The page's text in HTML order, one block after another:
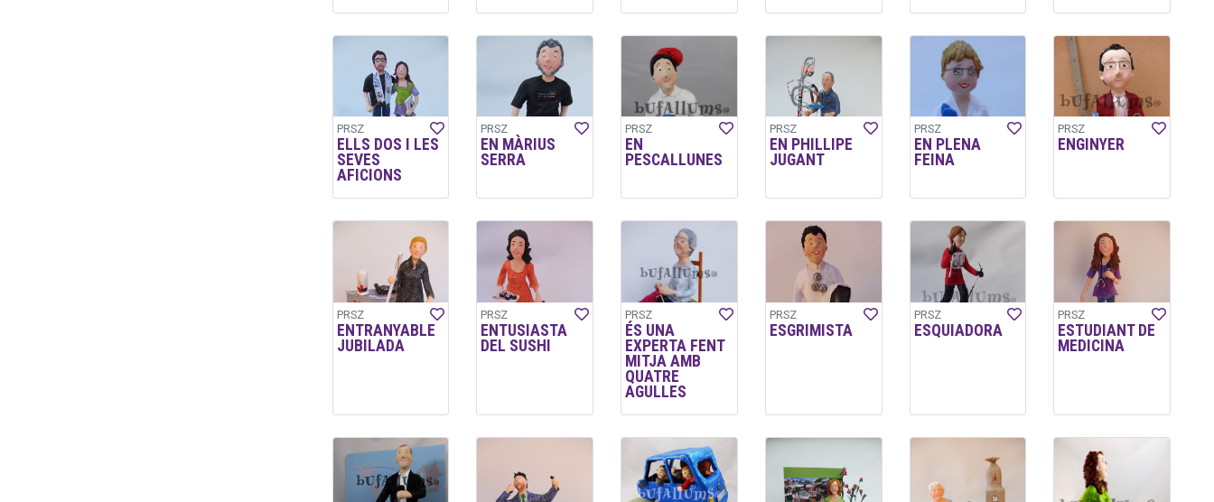
PRSZ
ELLS DOS I LES
SEVES
AFICIONS
PRSZ
EN MÀRIUS
SERRA
PRSZ
EN
PESCALLUNES
PRSZ
EN PHILLIPE
JUGANT
PRSZ
EN PLENA
FEINA
PRSZ
ENGINYER
PRSZ
ENTRANYABLE
JUBILADA
PRSZ
ENTUSIASTA
DEL SUSHI
PRSZ
ÉS UNA
EXPERTA FENT
MITJA AMB
QUATRE
AGULLES
PRSZ
ESGRIMISTA
PRSZ
ESQUIADORA
PRSZ
ESTUDIANT DE
MEDICINA